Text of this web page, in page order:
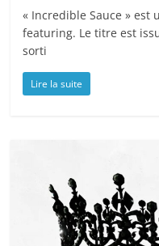
« Incredible Sauce » est
featuring. Le titre est
sorti
Lire la suite